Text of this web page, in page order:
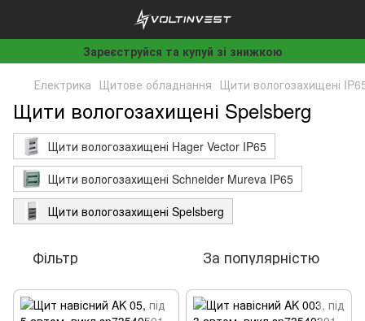
Зареєструйся та купуй зі знижкою
Електрика Щитове обладнання Щити вологозахищені
Щити вологозахищені Spelsberg
Щити вологозахищені Hager Vector IP65
Щити вологозахищені Schneider Mureva IP65
Щити вологозахищені Spelsberg
Фільтр За популярністю